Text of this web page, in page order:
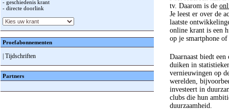
- geschiedenis krant
- directe doorlink
Proefabonnementen
| Tijdschriften
Partners
tv. Daarom is de
Je leest er over de
laatste
online krant is een
op je smartphone
Daarnaast biedt
duiken in
vernieuwingen op
werelden,
investeert in
clubs die hun
duurzaamheid.